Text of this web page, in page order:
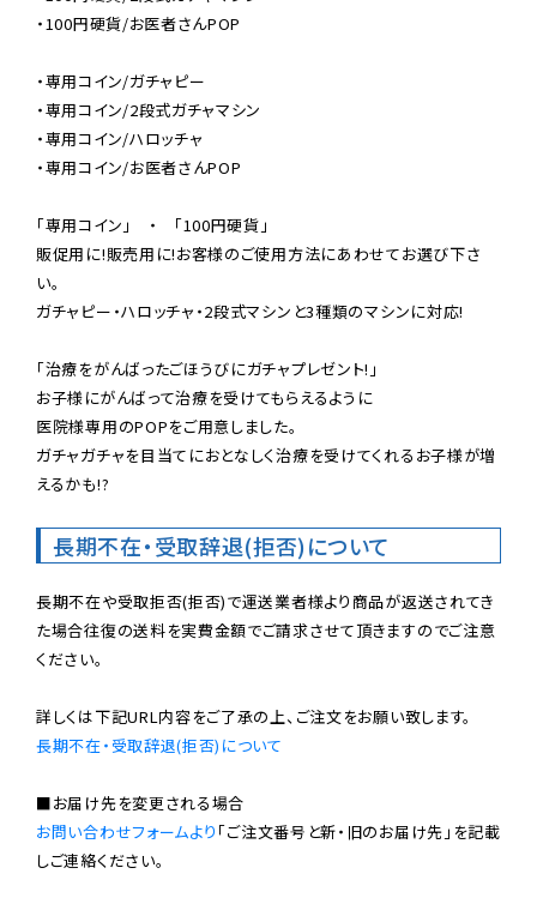
・100円硬貨/お医者さんPOP
・専用コイン/ガチャピー
・専用コイン/2段式ガチャマシン
・専用コイン/ハロッチャ
・専用コイン/お医者さんPOP
「専用コイン」　・　「100円硬貨」
販促用に!販売用に!お客様のご使用方法にあわせてお選び下さ
い。
ガチャピー・ハロッチャ・2段式マシンと3種類のマシンに対応!
「治療をがんばったごほうびにガチャプレゼント!」
お子様にがんばって治療を受けてもらえるように
医院様専用のPOPをご用意しました。
ガチャガチャを目当てにおとなしく治療を受けてくれるお子様が増
えるかも!?
長期不在・受取辞退(拒否)について
長期不在や受取拒否(拒否)で運送業者様より商品が返送されてき
た場合往復の送料を実費金額でご請求させて頂きますのでご注意
ください。
長期不在・受取辞退(拒否)について
お問い合わせフォームより 「ご注文番号と新・旧のお届け先」を記載
しご連絡ください。